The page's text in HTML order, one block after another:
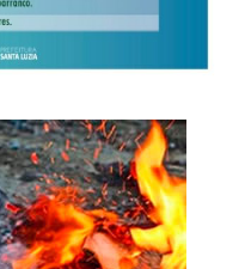
apreensões e controles
das
das condutas e
identificada após as
busca interromper esse
de Rondonópolis teve
e incêndio, ocorrido em
padaria localizada no